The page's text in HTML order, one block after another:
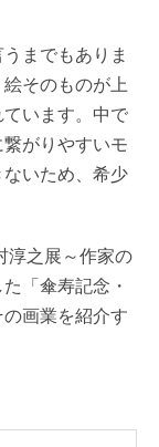
までもありま
そのものが上
います。中で
がりやすいモ
いため、希少
淳之展～作家の
「傘寿記念・
の画業を紹介す